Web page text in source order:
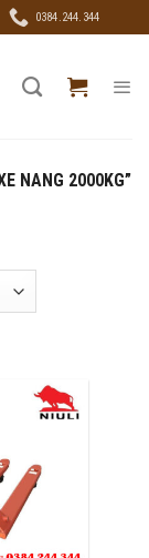
0384.244.344
NANG 2000KG”